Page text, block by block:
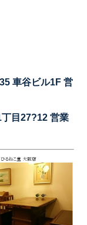
車谷ビル1F 営
丁目27?12 営業